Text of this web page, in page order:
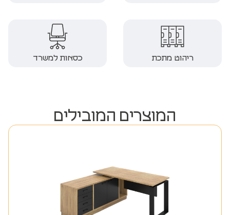
ריהוט מתכת כסאות למשרד
המוצרים המובילים